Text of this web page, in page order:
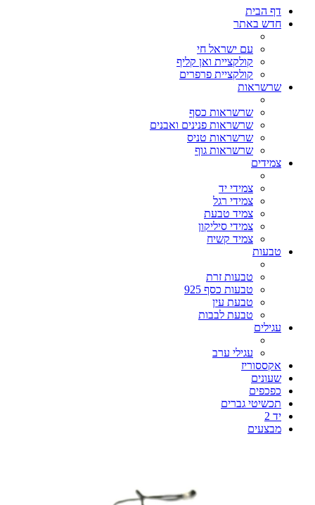
דף הבית
חדש באתר
עם ישראל חי
קולקציית ואן קליף
קולקציית פרפרים
שרשראות
שרשראות כסף
שרשראות פנינים ואבנים
שרשראות טניס
שרשראות גוף
צמידים
צמידי יד
צמידי רגל
צמיד טבעת
צמידי סיליקון
צמיד קשיח
טבעות
טבעות זרת
טבעות כסף 925
טבעת עין
טבעת לבבות
עגילים
עגילי ערב
אקססוריז
שעונים
כפכפים
תכשיטי גברים
יד 2
מבצעים